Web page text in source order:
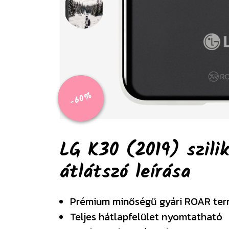
-60%
LG K30 (2019)
átlátszó leírása
Prémium minőségű gyári ROAR
Teljes hátlapfelület nyomtatható